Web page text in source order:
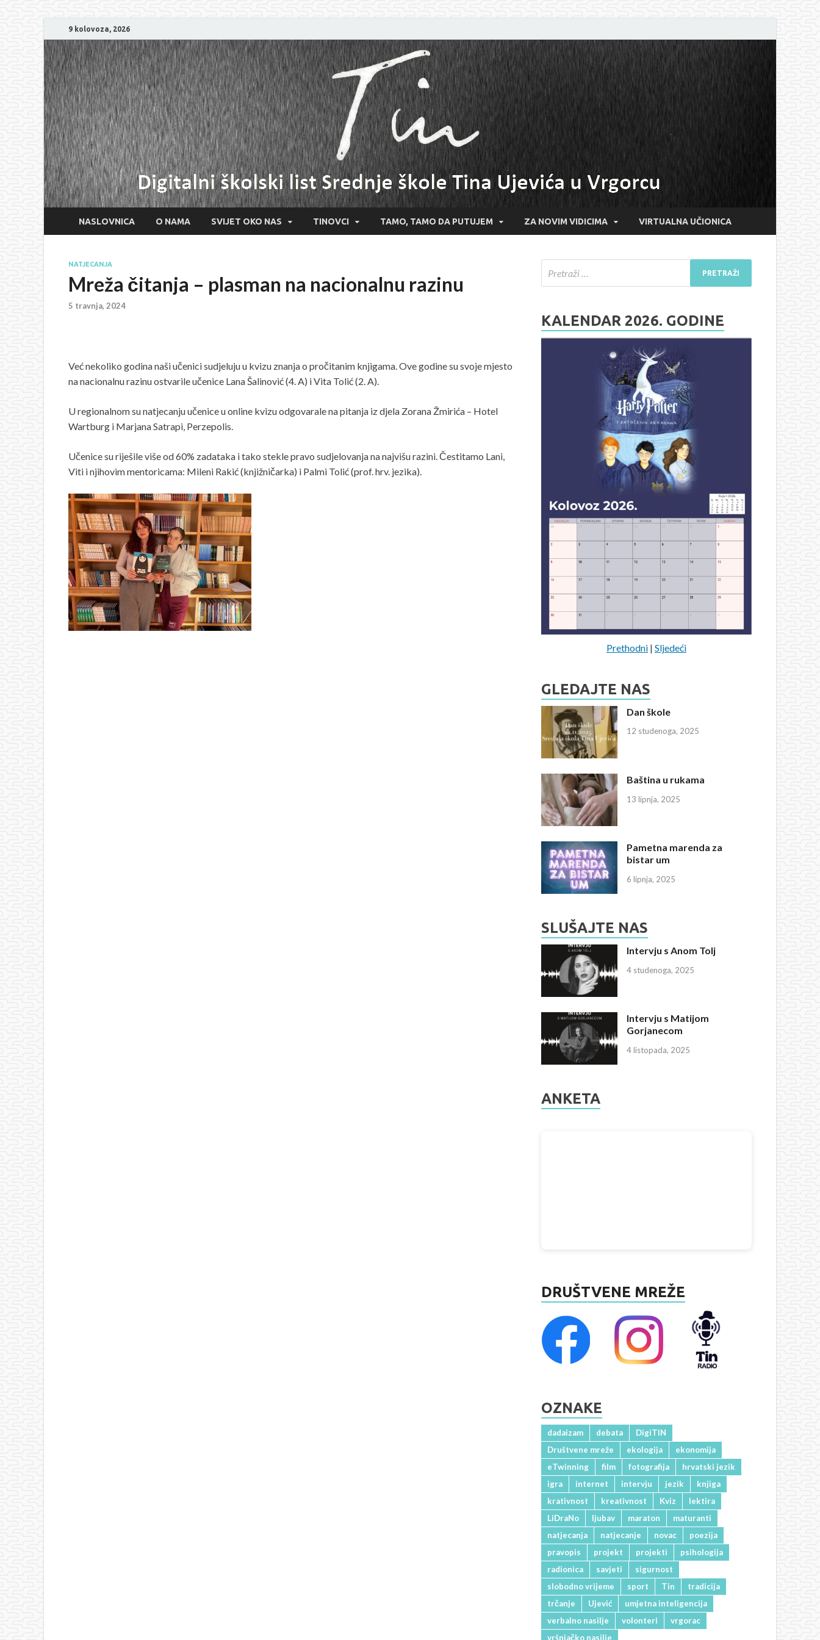
9 kolovoza, 2026
NASLOVNICA O NAMA SVIJET OKO NAS TINOVCI TAMO, TAMO DA PUTUJEM ZA NOVIM VIDICIMA VIRTUALNA UČIONICA
NATJECANJA
Mreža čitanja – plasman na nacionalnu razinu
5 travnja, 2024
Već nekoliko godina naši učenici sudjeluju u kvizu znanja o pročitanim knjigama. Ove godine su svoje mjesto
na nacionalnu razinu ostvarile učenice Lana Šalinović (4. A) i Vita Tolić (2. A).
U regionalnom su natjecanju učenice u online kvizu odgovarale na pitanja iz djela Zorana Žmirića – Hotel
Wartburg i Marjana Satrapi, Perzepolis.
Učenice su riješile više od 60% zadataka i tako stekle pravo sudjelovanja na najvišu razini. Čestitamo Lani,
Viti i njihovim mentoricama: Mileni Rakić (knjižničarka) i Palmi Tolić (prof. hrv. jezika).
KALENDAR 2026. GODINE
Prethodni |Sljedeći
GLEDAJTE NAS
Dan škole
12 studenoga, 2025
Baština u rukama
13 lipnja, 2025
Pametna marenda za
bistar um
6 lipnja, 2025
SLUŠAJTE NAS
Intervju s Anom Tolj
4 studenoga, 2025
Intervju s Matijom
Gorjanecom
4 listopada, 2025
ANKETA
DRUŠTVENE MREŽE
OZNAKE
dadaizam debata
DigiTIN
Društvene mreže
ekologija
ekonomija
eTwinning
film fotografija
hrvatski jezik
igra
internet intervju jezik
knjiga
krativnost
kreativnost Kviz
lektira
LiDraNo
ljubav maraton
maturanti
natjecanja
natjecanje novac
poezija
pravopis
projekt projekti
psihologija
radionica
savjeti
sigurnost
slobodno vrijeme
sport Tin
tradicija
trčanje
Ujević
umjetna inteligencija
verbalno nasilje
volonteri
vrgorac
vršnjačko nasilje